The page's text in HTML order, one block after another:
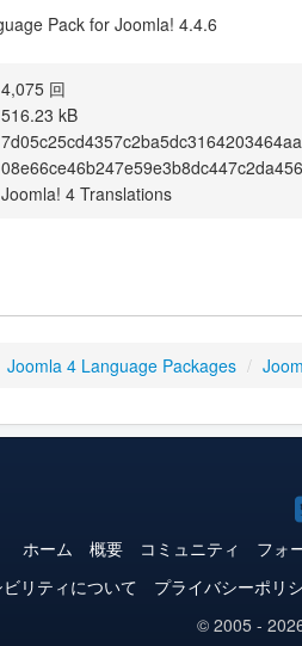
Pack for Joomla! 4.4.6
4,075 回
516.23 kB
7d05c25cd4357c2ba5dc3164203464aa
Joomla! 4 Translations
Joomla 4 Language Packages /
ホーム 概要 コミュニティ フォ
リティについて
プライバシーポリ
© 2005 -